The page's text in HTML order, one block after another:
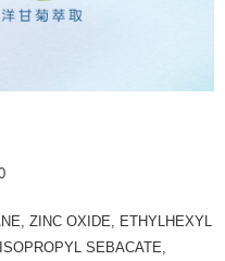
ZINC OXIDE, ETHYLHEXYL
SEBACATE,